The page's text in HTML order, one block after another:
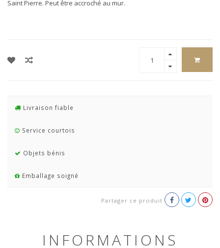
Saint Pierre. Peut être accroché au mur.
Livraison fiable
Service courtois
Objets bénis
Emballage soigné
Partager ce produit
INFORMATIONS